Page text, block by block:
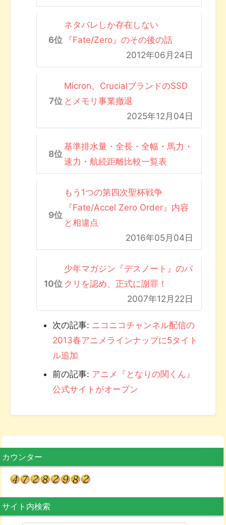
ネタバレしか存在しない
『Fate/Zero』のその後の話
2012年06月24日
Micron、CrucialブランドのSSD
とメモリ事業撤退
2025年12月04日
基準排水量・全長・全幅・馬力・
速力・航続距離比較一覧表
もう1つの第四次聖杯戦争
『Fate/Accel Zero Order』内容
と相違点
2016年05月04日
少年マガジン『デスノート』のパ
クリを認め、正式に謝罪！
2007年12月22日
次の記事: ニコニコチャンネル配信の
2013春アニメラインナップに5タイト
ル追加
前の記事: アニメ『となりの関くん』
公式サイトがオープン
カウンター
サイト内検索